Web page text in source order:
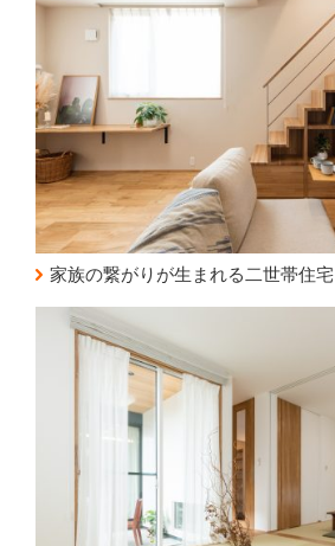
家族の繋がりが生まれる二世帯住宅